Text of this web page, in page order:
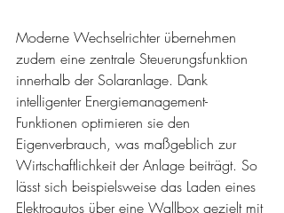
Moderne Wechselrichter übernehmen
zudem eine zentrale Steuerungsfunktion
innerhalb der Solaranlage. Dank
intelligenter Energiemanagement-
Funktionen optimieren sie den
Eigenverbrauch, was maßgeblich zur
Wirtschaftlichkeit der Anlage beiträgt. So
lässt sich beispielsweise das Laden eines
Elektroautos über eine Wallbox gezielt mit